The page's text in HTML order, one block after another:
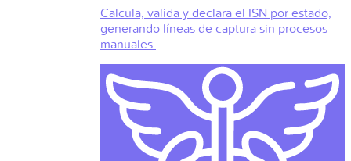
Calcula, valida y declara el ISN por estado,
generando líneas de captura sin procesos
manuales.